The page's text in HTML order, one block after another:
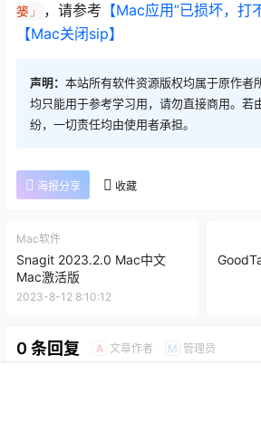
篓」
，请参考 【Mac应用”已损坏，打
【Mac关闭sip】
声明： 本站所有软件资源版权均属于原作者
均只能用于参考学习用，请勿直接商用。若
纷，一切责任均由使用者承担。
海报分享 收藏
Mac软件
Snagit 2023.2.0 Mac中文
Mac激活版
2023-8-12 8:10:12
0 条回复 A 文章作者 M 管理员